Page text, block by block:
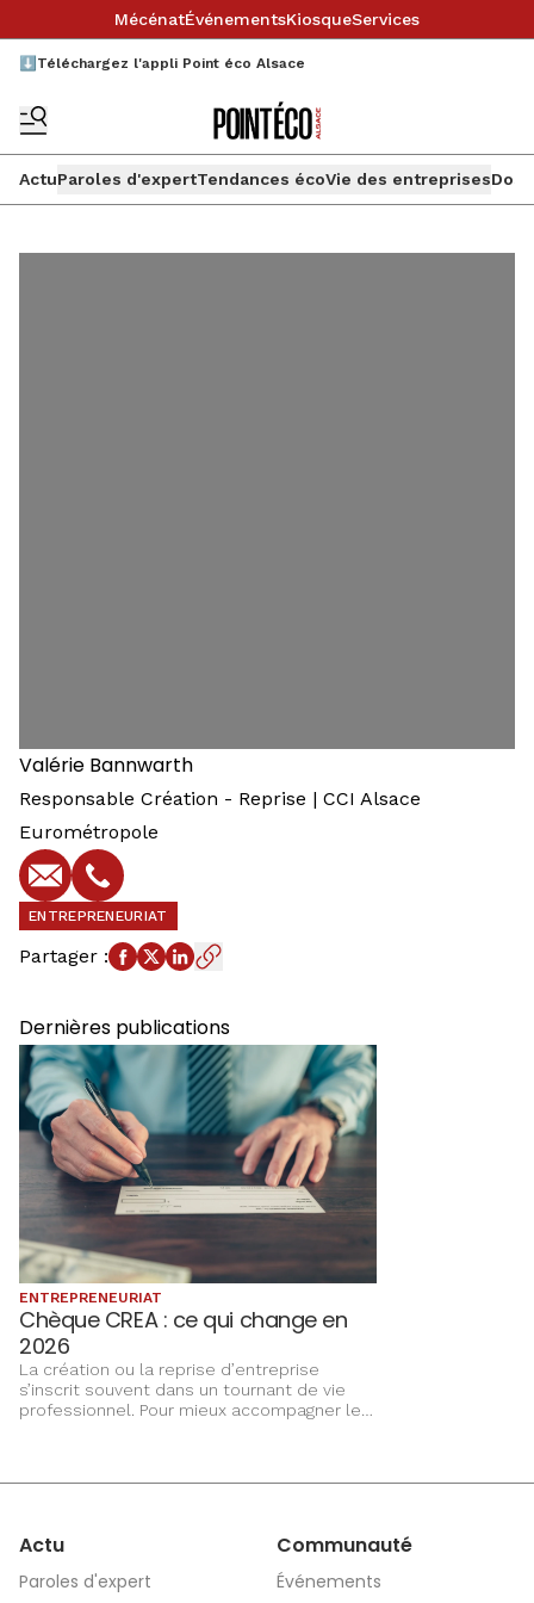
MécénatÉvénementsKiosqueServices
⬇️Téléchargez l'appli Point éco Alsace
ActuParoles d'expertTendances écoVie des entreprises
Valérie Bannwarth
Responsable Création - Reprise | CCI Alsace
Eurométropole
E-mailTéléphone
ENTREPRENEURIAT
Partager :
Dernières publications
ENTREPRENEURIAT
Chèque CREA : ce qui change en
2026
La création ou la reprise d’entreprise
s’inscrit souvent dans un tournant de vie
professionnel. Pour mieux accompagner les
Actu
Paroles d'expert
Communauté
Événements